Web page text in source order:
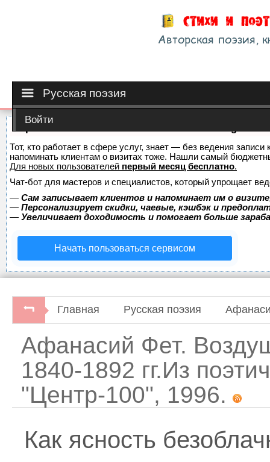
Русская поэзия
Войти
Тот, кто работает в сфере услуг, знает — без ведения
напоминать клиентам о визитах тоже. Нашли самый
Для новых пользователей первый месяц бесплатно.
Чат-бот для мастеров и специалистов, который упрощает
— Сам записывает клиентов и напоминает им о
— Персонализирует скидки, чаевые, кэшбэк и
— Увеличивает доходимость и помогает больше
Начать пользоваться сервисом
Главная Русская поэзия
Афанасий Фет.
1840-1892 гг.Из
"Центр-100", 1996.
Как ясность